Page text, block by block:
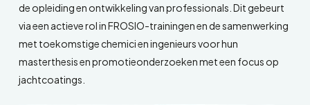
de opleiding en ontwikkeling van professionals. Dit gebeurt
via een actieve rol in FROSIO-trainingen en de samenwerking
met toekomstige chemici en ingenieurs voor hun
masterthesis en promotieonderzoeken met een focus op
jachtcoatings.